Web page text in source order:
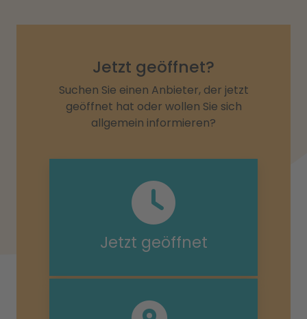
Jetzt geöffnet?
Suchen Sie einen Anbieter, der jetzt
geöffnet hat oder wollen Sie sich
allgemein informieren?
Jetzt geöffnet